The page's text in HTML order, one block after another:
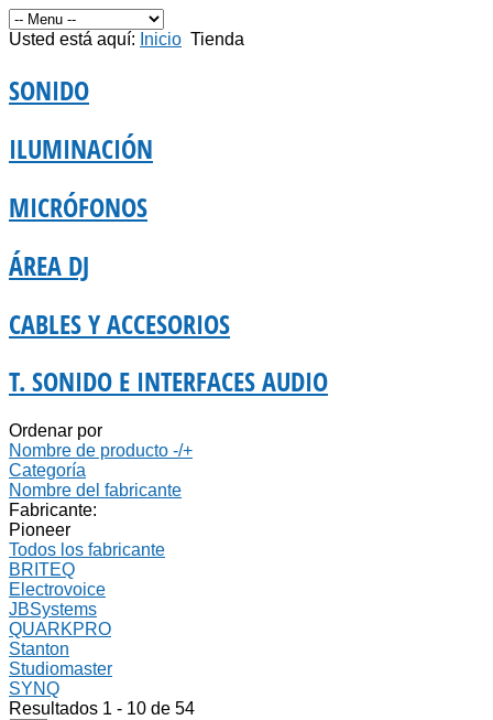
Usted está aquí: Inicio Tienda
SONIDO
ILUMINACIÓN
MICRÓFONOS
ÁREA DJ
CABLES Y ACCESORIOS
T. SONIDO E INTERFACES AUDIO
Ordenar por
Nombre de producto -/+
Categoría
Nombre del fabricante
Fabricante:
Pioneer
Todos los fabricante
BRITEQ
Electrovoice
JBSystems
QUARKPRO
Stanton
Studiomaster
SYNQ
Resultados 1 - 10 de 54